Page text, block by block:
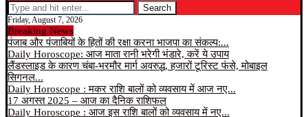
Search
Friday, August 7, 2026
Breaking News
पंजाब और पंजाबियों के हितों की रक्षा करना भाजपा का संकल्प:...
Daily Horoscope: आज माता रानी भरेगी भंडारे, करें ये उपाय
लैंडस्लाइड के कारण चंबा-भरमौर मार्ग अवरुद्ध, हजारों टूरिस्ट फंसे, मोबाइल
सिगनल...
Daily Horoscope : मकर राशि बालों को व्यवसाय में आज नए...
17 अगस्त 2025 – आज का दैनिक राशिफल
Daily Horoscope : आज इस राशि बालों को व्यवसाय में नए...